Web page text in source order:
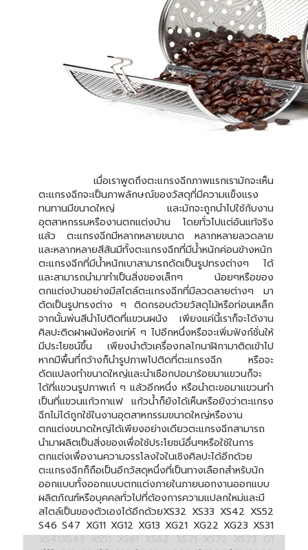
เมื่อเราพูดถึงตะแกรงฉีกภาพแรกเรามักจะเห็น
ตะแกรงฉีกจะเป็นภาพลักษณ์ของวัสดุที่มีความแข็งแรง
ทนทานมีขนาดใหญ่ และมักจะถูกนำไปใช้กับงาน
อุตสาหกรรมหรืองานตกแต่งบ้าน โดยทั่วไปแต่อันแท้จริง
แล้ว ตะแกรงฉีกมีหลากหลายขนาด หลากหลายลวดลาย
และหลากหลายสีสันมีทั้งตะแกรงฉีกที่มีน้ำหนักค่อนข้างหนัก
ตะแกรงฉีกที่มีน้ำหนักเบาสามารถดัดเป็นรูปทรงต่างๆ ได้
และสามารถนำมาทำเป็นสิ่งของเล็กๆ น้อยๆหรือของ
ตกแต่งบ้านอย่างมีสไตล์ตะแกรงฉีกที่มีลวดลายต่างๆ มา
ตัดเป็นรูปทรงต่าง ๆ ติดกรอบด้วยวัสดุไม้หรือท่อนเหล็ก
จากนั้นพ่นสีนำไปติดที่แขวนผนัง เพียงแค่นี้เราก็จะได้งาน
ศิลปะติดฝาผนังห้องเท่ห์ ๆ ไปอีกหนึ่งหรือจะเพิ่มฟังก์ชั่นให้
มีประโยชน์ขึ้น เพียงนำตัวเครื่องกลไกนาฬิกามาติดเข้าไป
หากมีพื้นที่กว้างก็นำรูปภาพไปติดที่ตะแกรงฉีก หรือจะ
ดัดแปลงทำขนาดใหญ่และนำเชือกปอมาร้อยมาแขวนก็จะ
ได้ที่แขวนรูปภาพเก๋ ๆ แล้วอีกหนึ่ง หรือนำตะขอมาแขวนทำ
เป็นที่แขวนแก้วกาแฟ แก้วน้ำก็ยังได้เห็นหรือยังว่าตะแกรง
ฉีกไม่ได้ถูกใช้ในงานอุตสาหกรรมขนาดใหญ่หรืองาน
ตกแต่งขนาดใหญ่ได้เพียงอย่างเดียวตะแกรงฉีกสามารถ
นำมาผลิตเป็นสิ่งของเพื่อใช้ประโยชน์อื่นๆหรือใช้ในการ
ตกแต่งเพื่องานความจรรโลงใจในเชิงศิลปะได้อีกด้วย
ตะแกรงฉีกก็ถือเป็นอีกวัสดุหนึ่งที่เป็นทางเลือกสำหรับนัก
ออกแบบทั้งออกแบบตกแต่งภายในภายนอกงานออกแบบ
ผลิตภัณฑ์หรือบุคคลทั่วไปที่ต้องการความแปลกใหม่และมี
สไตล์เป็นของตัวเองได้อีกด้วยXS32 XS33 XS42 XS52
S46 S47 XG11 XG12 XG13 XG21 XG22 XG23 XS31
XS41XS43 XS51 XS61 XS62 XS71 XS72 XS73 G1